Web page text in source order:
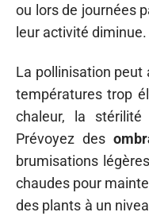
ou lors de journées
leur activité diminue.
La pollinisation peut
températures trop
chaleur, la
Prévoyez des
brumisations
chaudes pour
des plants à un